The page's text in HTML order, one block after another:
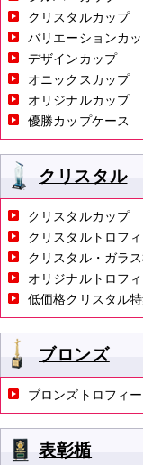
クリスタルカップ
バリエーションカ
デザインカップ
オニックスカップ
オリジナルカップ
優勝カップケース
クリスタル
クリスタルカップ
クリスタルトロフ
クリスタル・ガラ
オリジナルトロフ
低価格クリスタル
ブロンズ
ブロンズトロフィー
表彰楯